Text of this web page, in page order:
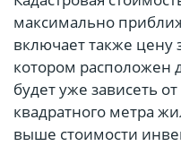
максимально
включает также цену
котором расположен
будет уже зависеть
квадратного метра
выше стоимости